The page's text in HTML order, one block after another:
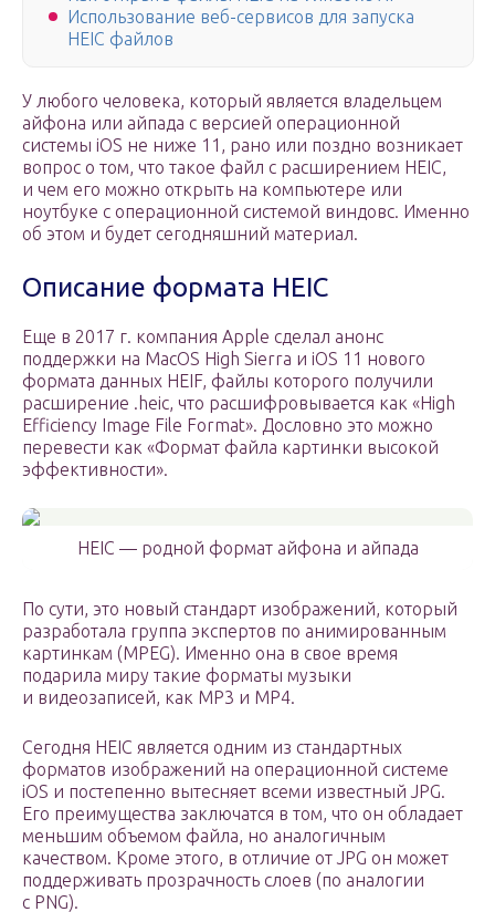
Использование веб-сервисов для запуска
HEIС файлов
У любого человека, который является владельцем
айфона или айпада с версией операционной
системы iOS не ниже 11, рано или поздно возникает
вопрос о том, что такое файл с расширением HEIC,
и чем его можно открыть на компьютере или
ноутбуке с операционной системой виндовс. Именно
об этом и будет сегодняшний материал.
Описание формата HEIC
Еще в 2017 г. компания Apple сделал анонс
поддержки на MacOS High Sierra и iOS 11 нового
формата данных HEIF, файлы которого получили
расширение .heic, что расшифровывается как «High
Efficiency Image File Format». Дословно это можно
перевести как «Формат файла картинки высокой
эффективности».
HEIC — родной формат айфона и айпада
По сути, это новый стандарт изображений, который
разработала группа экспертов по анимированным
картинкам (MPEG). Именно она в свое время
подарила миру такие форматы музыки
и видеозаписей, как MP3 и MP4.
Сегодня HEIC является одним из стандартных
форматов изображений на операционной системе
iOS и постепенно вытесняет всеми известный JPG.
Его преимущества заключатся в том, что он обладает
меньшим объемом файла, но аналогичным
качеством. Кроме этого, в отличие от JPG он может
поддерживать прозрачность слоев (по аналогии
с PNG).